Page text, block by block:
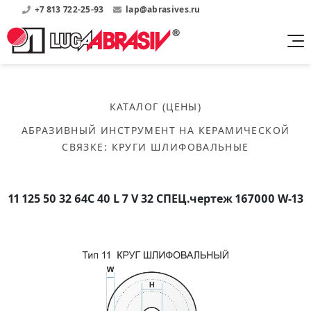
+7 813 722-25-93 lap@abrasives.ru
бакелитовой связке
Скачать каталог
Круги шлифовальные
Сегменты шлифовальные
керамической связке
Скачать каталог
Круги шлифовальные
Скачать прайсы на нашу продукцию
Нормативные документы, ГОСТы, Инструкции по
Публикации
О нас
Информация о заводе
История завода
Партнеры
Список партнеров завода
Мероприятия
Контакты
КАТАЛОГ (ЦЕНЫ)
АБРАЗИВНЫЙ ИНСТРУМЕНТ НА КЕРАМИЧЕСКОЙ
СВЯЗКЕ : КРУГИ ШЛИФОВАЛЬНЫЕ
11 125 50 32 64С 40 L 7 V 32 СПЕЦ.чертеж 167000 W-13